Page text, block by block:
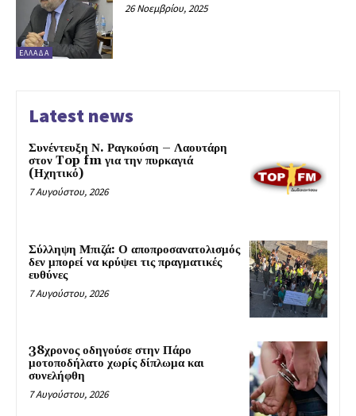
ΕΛΛΆΔΑ
26 Νοεμβρίου, 2025
Latest news
Συνέντευξη Ν. Ραγκούση – Λαουτάρη
στον Top fm για την πυρκαγιά
(Ηχητικό)
7 Αυγούστου, 2026
Σύλληψη Μπιζά: Ο αποπροσανατολισμός
δεν μπορεί να κρύψει τις πραγματικές
ευθύνες
7 Αυγούστου, 2026
38χρονος οδηγούσε στην Πάρο
μοτοποδήλατο χωρίς δίπλωμα και
συνελήφθη
7 Αυγούστου, 2026